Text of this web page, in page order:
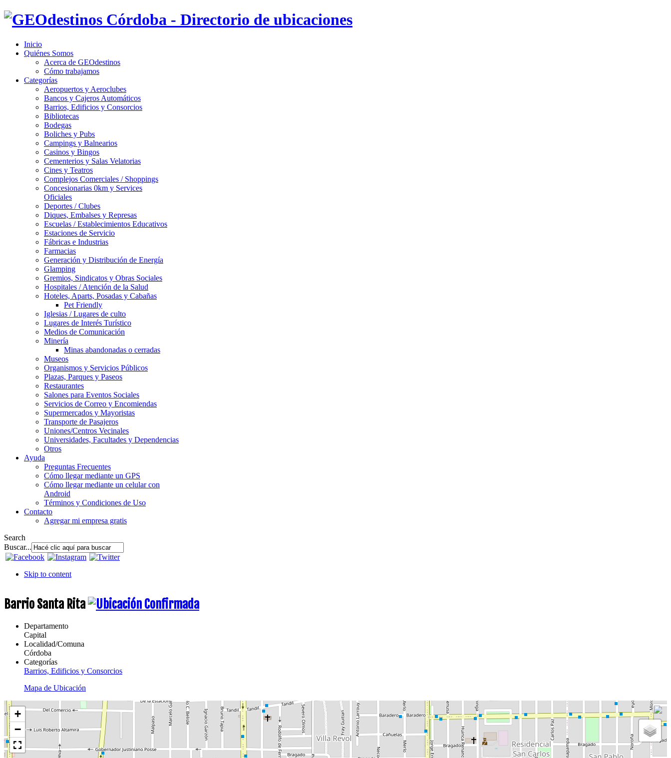
Inicio
Quiénes Somos
Acerca de GEOdestinos
Cómo trabajamos
Categorías
Aeropuertos y Aeroclubes
Bancos y Cajeros Automáticos
Barrios, Edificios y Consorcios
Bibliotecas
Bodegas
Boliches y Pubs
Campings y Balnearios
Casinos y Bingos
Cementerios y Salas Velatorias
Cines y Teatros
Complejos Comerciales / Shoppings
Concesionarias 0km y Services
Oficiales
Deportes / Clubes
Diques, Embalses y Represas
Escuelas / Establecimientos Educativos
Estaciones de Servicio
Fábricas e Industrias
Farmacias
Generación y Distribución de Energía
Glamping
Gremios, Sindicatos y Obras Sociales
Hospitales / Atención de la Salud
Hoteles, Aparts, Posadas y Cabañas
Pet Friendly
Iglesias / Lugares de culto
Lugares de Interés Turístico
Medios de Comunicación
Minería
Minas abandonadas o cerradas
Museos
Organismos y Servicios Públicos
Plazas, Parques y Paseos
Restaurantes
Salones para Eventos Sociales
Servicios de Correo y Encomiendas
Supermercados y Mayoristas
Transporte de Pasajeros
Uniones/Centros Vecinales
Universidades, Facultades y Dependencias
Otros
Ayuda
Preguntas Frecuentes
Cómo llegar mediante un GPS
Cómo llegar mediante un celular con
Android
Términos y Condiciones de Uso
Contacto
Agregar mi empresa gratis
Search
Buscar...
Skip to content
Barrio Santa Rita
Departamento
Capital
Localidad/Comuna
Córdoba
Categorías
Barrios, Edificios y Consorcios
Mapa de Ubicación
+
−